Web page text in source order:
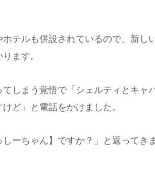
テルも併設されているので、新し
ます。
しまう覚悟で「シェルティとキャ
ど」と電話をかけました。
ーちゃん】ですか？」と返ってき